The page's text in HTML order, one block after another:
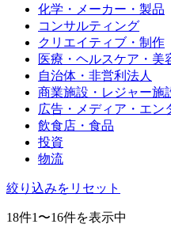
化学・メーカー・製品
コンサルティング
クリエイティブ・制作
医療・ヘルスケア・美
自治体・非営利法人
商業施設・レジャー施
広告・メディア・エン
飲食店・食品
投資
物流
絞り込みをリセット
18件1〜16件を表示中